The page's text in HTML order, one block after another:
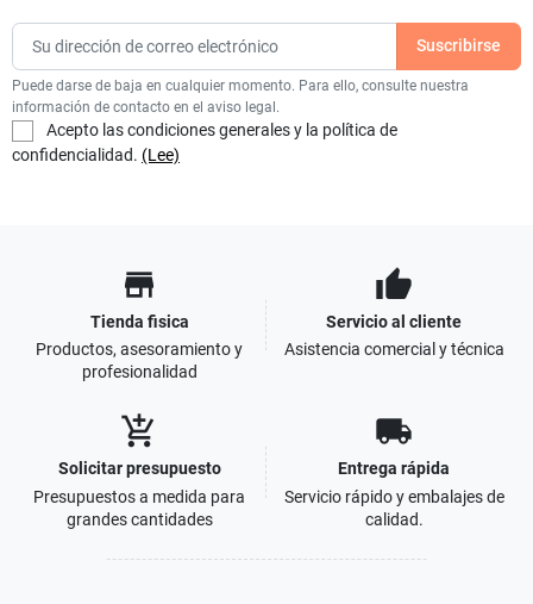
Puede darse de baja en cualquier momento. Para ello, consulte nuestra
información de contacto en el aviso legal.
Acepto las condiciones generales y la política de
confidencialidad. (Lee)
store
Tienda fisica
Productos, asesoramiento y
profesionalidad
thumb_up
Servicio al cliente
Asistencia comercial y técnica
add_shopping_cart
Solicitar presupuesto
Presupuestos a medida para
grandes cantidades
local_shipping
Entrega rápida
Servicio rápido y embalajes de
calidad.